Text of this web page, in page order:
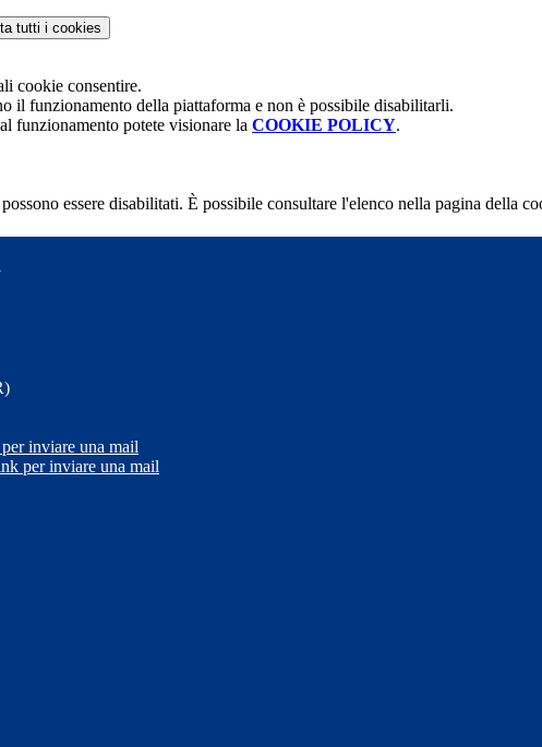
tutti i cookies
cookie consentire.
il funzionamento della piattaforma e non è possibile disabilitarli.
funzionamento potete visionare la COOKIE POLICY.
essere disabilitati. È possibile consultare l'elenco nella pagina della
inviare una mail
per inviare una mail